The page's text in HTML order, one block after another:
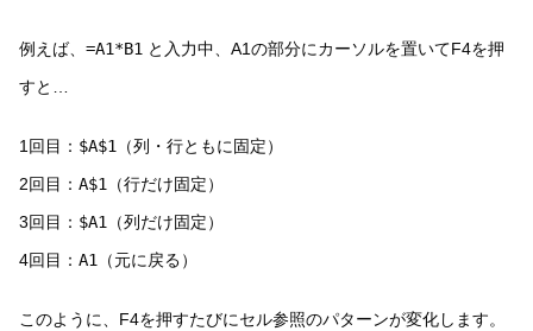
例えば、 =A1*B1 と入力中、A1の部分にカーソルを置いてF4を押
すと…
1回目： $A$1
（列・行ともに固定）
2回目： A$1
（行だけ固定）
3回目： $A1
（列だけ固定）
4回目： A1 （元に戻る）
このように、F4を押すたびにセル参照のパターンが変化します。